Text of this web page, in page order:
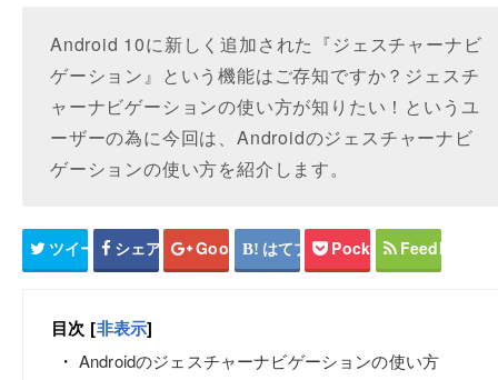
Android 10に新しく追加された『ジェスチャーナビ
ゲーション』という機能はご存知ですか？ジェスチ
ャーナビゲーションの使い方が知りたい！というユ
ーザーの為に今回は、Androidのジェスチャーナビ
ゲーションの使い方を紹介します。
ツイート シェア Google+ はてブ Pocket Feedly
目次 [非表示]
Androidのジェスチャーナビゲーションの使い方